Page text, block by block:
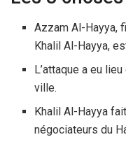
Azzam Al-Hayya,
Khalil Al-Hayya,
L’attaque a eu
ville.
Khalil Al-Hayya
négociateurs du